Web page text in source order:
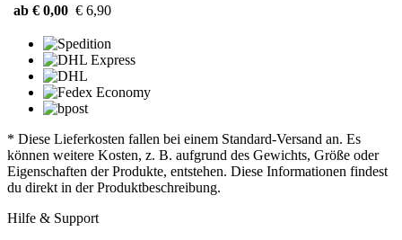
ab € 0,00 € 6,90
* Diese Lieferkosten fallen bei einem Standard-Versand an. Es
können weitere Kosten, z. B. aufgrund des Gewichts, Größe oder
Eigenschaften der Produkte, entstehen. Diese Informationen findest
du direkt in der Produktbeschreibung.
Hilfe & Support